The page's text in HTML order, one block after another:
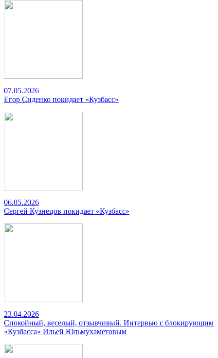
07.05.2026
Егор Сиденко покидает «Кузбасс»
06.05.2026
Сергей Кузнецов покидает «Кузбасс»
23.04.2026
Спокойный, веселый, отзывчивый. Интервью с блокирующим
«Кузбасса» Ильей Юльмухаметовым